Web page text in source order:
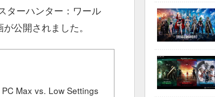
ターハンター：ワール
公開されました。
Max vs. Low Settings